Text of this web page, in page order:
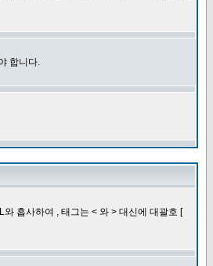
합니다.
흡사하여 , 태그는 < 와 > 대신에 대괄호 [